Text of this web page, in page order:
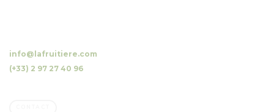
info@lafruitiere.com
(+33) 2 97 27 40 96